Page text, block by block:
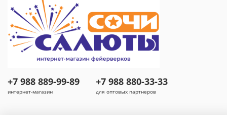
+7 988 889-99-89
интернет-магазин
+7 988 880-33-33
для оптовых партнеров